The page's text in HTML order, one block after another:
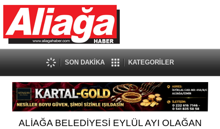
SON DAKİKA KATEGORİLER
ALİAĞA BELEDİYESİ EYLÜL AYI OLAĞAN